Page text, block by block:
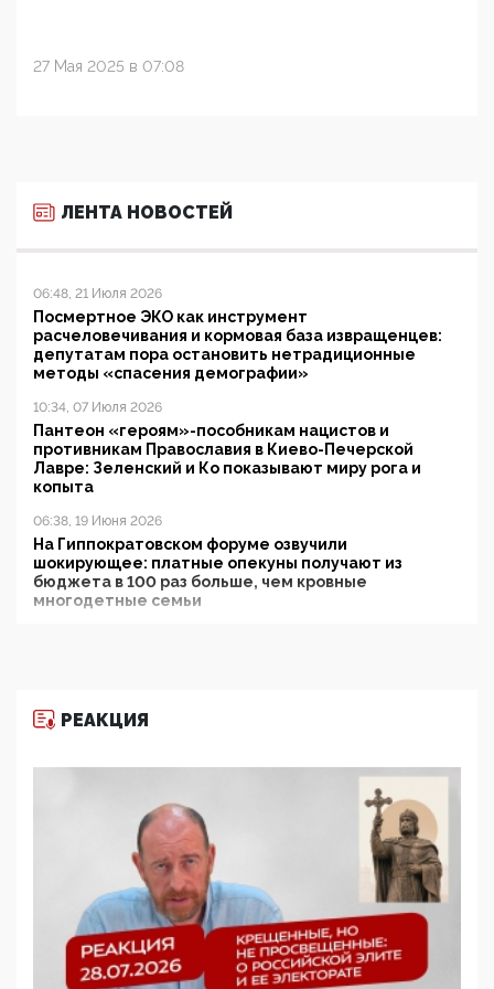
27 Мая 2025 в 07:08
ЛЕНТА НОВОСТЕЙ
06:48, 21 Июля 2026
Посмертное ЭКО как инструмент
расчеловечивания и кормовая база извращенцев:
депутатам пора остановить нетрадиционные
методы «спасения демографии»
10:34, 07 Июля 2026
Пантеон «героям»-пособникам нацистов и
противникам Православия в Киево-Печерской
Лавре: Зеленский и Ко показывают миру рога и
копыта
06:38, 19 Июня 2026
На Гиппократовском форуме озвучили
шокирующее: платные опекуны получают из
бюджета в 100 раз больше, чем кровные
многодетные семьи
11:53, 09 Июня 2026
деятельность ИИТО ЮНЕСКО в России, но
цифроглобалисты продолжают определять
повестку в образовании
09:43, 01 Июня 2026
5G за счет здоровья граждан: Минцифры намерено
отобрать у регионов и муниципалитетов право
защищать жилые дома и социальные объекты от
05:58, 26 Мая 2026
Роскомнадзор освободили от борца с
РЕАКЦИЯ